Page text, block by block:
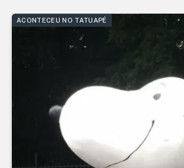
ACONTECEU NO TATUAPÉ